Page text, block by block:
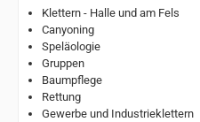
Klettern - Halle und am Fels
Canyoning
Speläologie
Gruppen
Baumpflege
Rettung
Gewerbe und Industrieklettern